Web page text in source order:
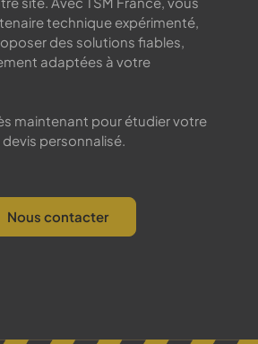
technique expérimenté,
des solutions fiables,
adaptées à votre
maintenant pour étudier votre
personnalisé.
Nous contacter